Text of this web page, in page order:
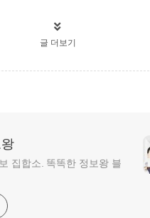
글 더보기
집합소. 똑똑한 정보왕 블